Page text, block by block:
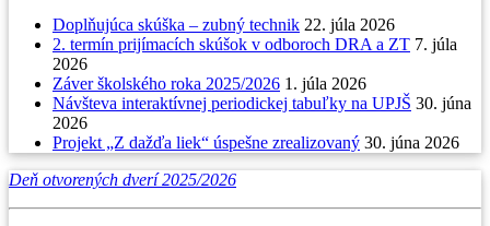
Doplňujúca skúška – zubný technik 22. júla 2026
2. termín prijímacích skúšok v odboroch DRA a ZT 7. júla
2026
Záver školského roka 2025/2026 1. júla 2026
Návšteva interaktívnej periodickej tabuľky na UPJŠ 30. júna
2026
Projekt „Z dažďa liek“ úspešne zrealizovaný 30. júna 2026
Deň otvorených dverí 2025/2026